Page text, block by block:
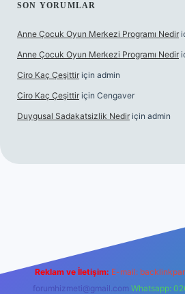
SON YORUMLAR
Anne Çocuk Oyun Merkezi Programı Nedir
Anne Çocuk Oyun Merkezi Programı Nedir
Ciro Kaç Çeşittir için admin
Ciro Kaç Çeşittir için Cengaver
Duygusal Sadakatsizlik Nedir için admin
Reklam ve İletişim: E-mail:
forumhizmeti@gmail.com Whatsapp: